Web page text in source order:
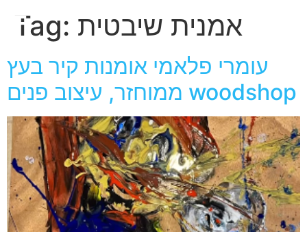
Tag: אמנית שיבטית
עומרי פלאמי אומנות קיר בעץ
ממוחזר, עיצוב פנים woodshop